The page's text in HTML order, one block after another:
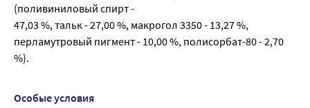
(поливиниловый спирт -
47,03 %, тальк - 27,00 %, макрогол 3350 - 13,27 %,
перламутровый пигмент - 10,00 %, полисорбат-80 - 2,70
%).
Особые условия